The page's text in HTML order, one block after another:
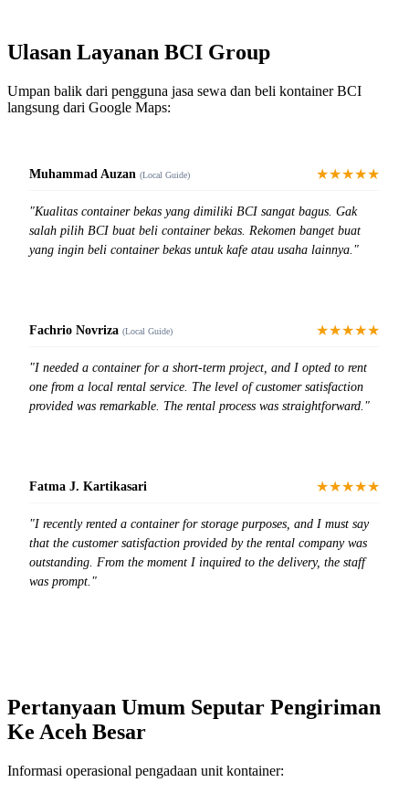
Ulasan Layanan BCI Group
Umpan balik dari pengguna jasa sewa dan beli kontainer BCI
langsung dari Google Maps:
Muhammad Auzan (Local Guide) ★★★★★
"Kualitas container bekas yang dimiliki BCI sangat bagus. Gak
salah pilih BCI buat beli container bekas. Rekomen banget buat
yang ingin beli container bekas untuk kafe atau usaha lainnya."
Fachrio Novriza (Local Guide) ★★★★★
"I needed a container for a short-term project, and I opted to rent
one from a local rental service. The level of customer satisfaction
provided was remarkable. The rental process was straightforward."
Fatma J. Kartikasari ★★★★★
"I recently rented a container for storage purposes, and I must say
that the customer satisfaction provided by the rental company was
outstanding. From the moment I inquired to the delivery, the staff
was prompt."
Pertanyaan Umum Seputar Pengiriman
Ke Aceh Besar
Informasi operasional pengadaan unit kontainer: